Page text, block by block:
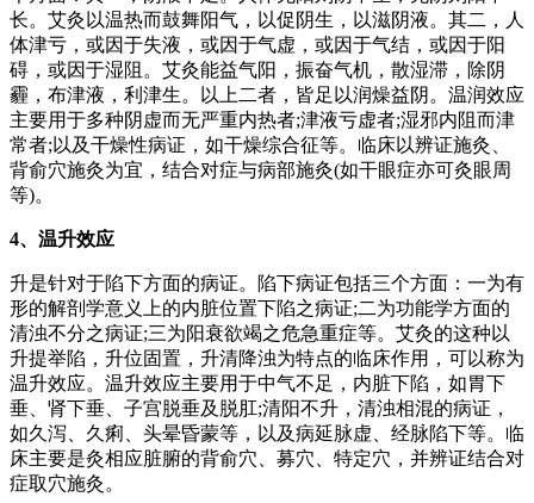
长。艾灸以温热而鼓舞阳气，以促阴生，以滋阴液。其二，人
体津亏，或因于失液，或因于气虚，或因于气结，或因于阳
碍，或因于湿阻。艾灸能益气阳，振奋气机，散湿滞，除阴
霾，布津液，利津生。以上二者，皆足以润燥益阴。温润效应
主要用于多种阴虚而无严重内热者;津液亏虚者;湿邪内阻而津
常者;以及干燥性病证，如干燥综合征等。临床以辨证施灸、
背俞穴施灸为宜，结合对症与病部施灸(如干眼症亦可灸眼周
等)。
4、温升效应
升是针对于陷下方面的病证。陷下病证包括三个方面：一为有
形的解剖学意义上的内脏位置下陷之病证;二为功能学方面的
清浊不分之病证;三为阳衰欲竭之危急重症等。艾灸的这种以
升提举陷，升位固置，升清降浊为特点的临床作用，可以称为
温升效应。温升效应主要用于中气不足，内脏下陷，如胃下
垂、肾下垂、子宫脱垂及脱肛;清阳不升，清浊相混的病证，
如久泻、久痢、头晕昏蒙等，以及病延脉虚、经脉陷下等。临
床主要是灸相应脏腑的背俞穴、募穴、特定穴，并辨证结合对
症取穴施灸。